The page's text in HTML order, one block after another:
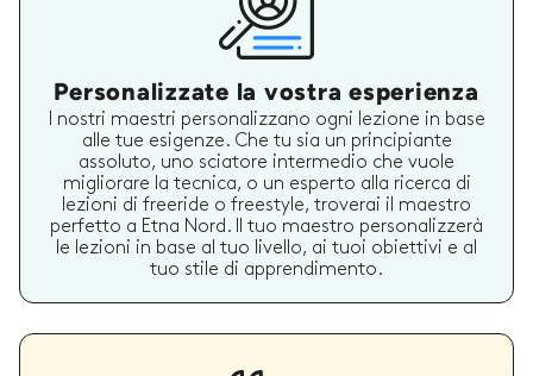
Personalizzate la vostra esperienza
I nostri maestri personalizzano ogni lezione in base
alle tue esigenze. Che tu sia un principiante
assoluto, uno sciatore intermedio che vuole
migliorare la tecnica, o un esperto alla ricerca di
lezioni di freeride o freestyle, troverai il maestro
perfetto a Etna Nord. Il tuo maestro personalizzerà
le lezioni in base al tuo livello, ai tuoi obiettivi e al
tuo stile di apprendimento.